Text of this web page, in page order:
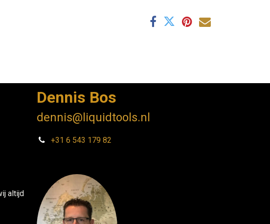
altijd
Dennis Bos
dennis@liquidtools.nl
+31 6 543 179 82